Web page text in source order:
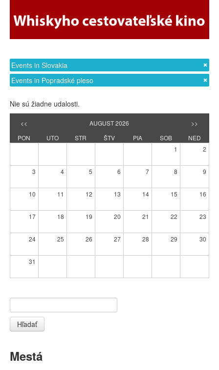
Events in Slovakia
Events in Popradské pleso
Nie sú žiadne udalosti.
<< AUGUST 2026
>>
PON
UTO STR ŠTV PIA SOB
NED
1
2
3 4 5 6 7 8 9
10 11 12 13 14 15 16
17 18 19 20 21 22 23
24 25 26 27 28 29 30
31
Hľadať
Mestá